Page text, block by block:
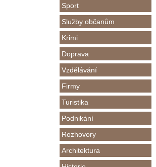
Sport
Služby občanům
Krimi
Doprava
Vzdělávání
Firmy
Turistika
Podnikání
Rozhovory
Architektura